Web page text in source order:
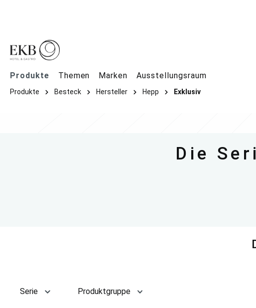
Produkte Themen Marken Ausstellungsraum
Produkte Besteck Hersteller Hepp Exklusiv
Die
Serie Produktgruppe